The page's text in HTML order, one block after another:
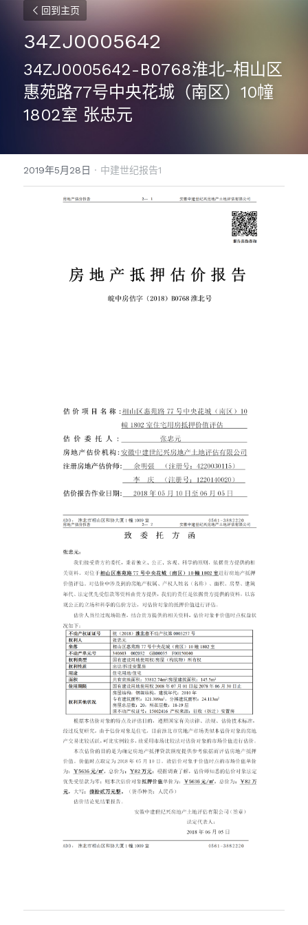
回到主页
34ZJ0005642
34ZJ0005642-B0768淮北-相山区
惠苑路77号中央花城（南区）10幢
1802室 张忠元
2019年5月28日 · 中建世纪报告1